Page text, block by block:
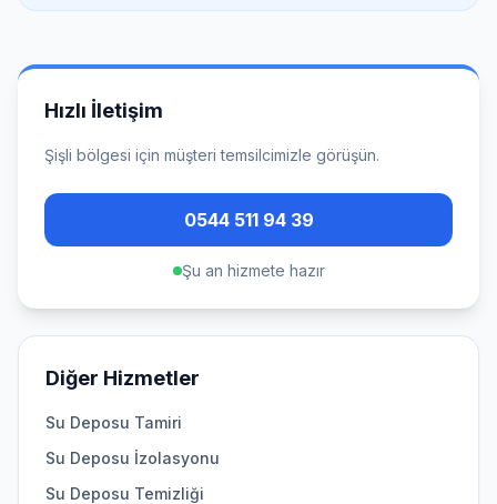
Hızlı İletişim
Şişli bölgesi için müşteri temsilcimizle görüşün.
0544 511 94 39
Şu an hizmete hazır
Diğer Hizmetler
Su Deposu Tamiri
Su Deposu İzolasyonu
Su Deposu Temizliği